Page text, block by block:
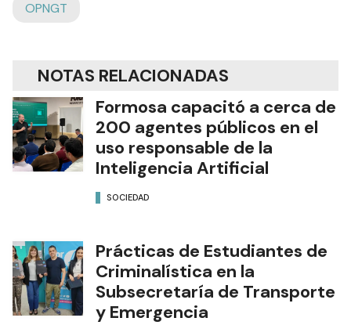
OPNGT
NOTAS RELACIONADAS
Formosa capacitó a cerca de
200 agentes públicos en el
uso responsable de la
Inteligencia Artificial
SOCIEDAD
Prácticas de Estudiantes de
Criminalística en la
Subsecretaría de Transporte
y Emergencia